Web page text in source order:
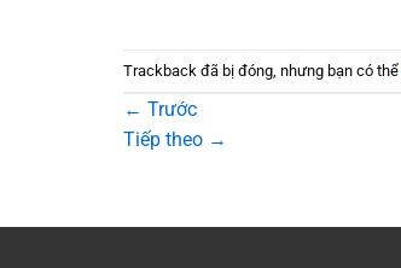
Trackback đã bị đóng, nhưng bạn có thể
← Trước
Tiếp theo →